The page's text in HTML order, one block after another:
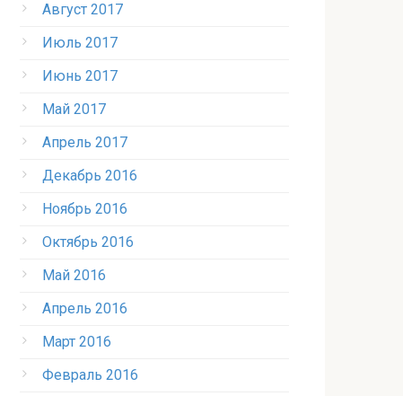
Август 2017
Июль 2017
Июнь 2017
Май 2017
Апрель 2017
Декабрь 2016
Ноябрь 2016
Октябрь 2016
Май 2016
Апрель 2016
Март 2016
Февраль 2016